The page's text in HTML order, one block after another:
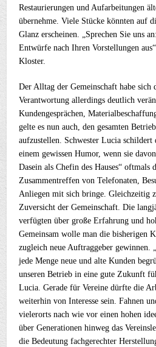
Restaurierungen und Aufarbeitungen
übernehme. Viele Stücke könnten auf
Glanz erscheinen. „Sprechen Sie uns
Entwürfe nach Ihren Vorstellungen
Kloster.
Der Alltag der Gemeinschaft habe sich
Verantwortung allerdings deutlich
Kundengesprächen,
gelte es nun auch, den gesamten
aufzustellen. Schwester Lucia
einem gewissen Humor, wenn sie
Dasein als Chefin des Hauses“ oftmals
Zusammentreffen von Telefonaten,
Anliegen mit sich bringe. Gleichzeitig
Zuversicht der Gemeinschaft. Die
verfügten über große Erfahrung und
Gemeinsam wolle man die bisherigen
zugleich neue Auftraggeber gewinnen.
jede Menge neue und alte Kunden
unseren Betrieb in eine gute Zukunft
Lucia. Gerade für Vereine dürfte die
weiterhin von Interesse sein. Fahnen
vielerorts nach wie vor einen hohen
über Generationen hinweg das
die Bedeutung fachgerechter